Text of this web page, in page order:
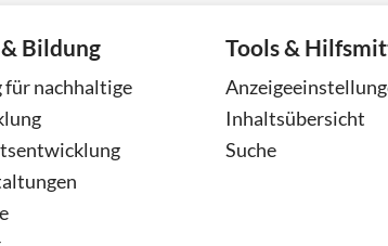
Bildung
für nachhaltige
Tools &
Inhaltsübersicht
Suche